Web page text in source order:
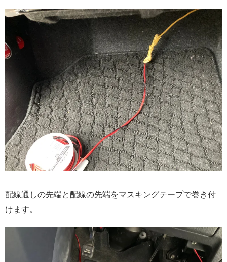
配線通しの先端と配線の先端をマスキングテープで巻き付
けます。